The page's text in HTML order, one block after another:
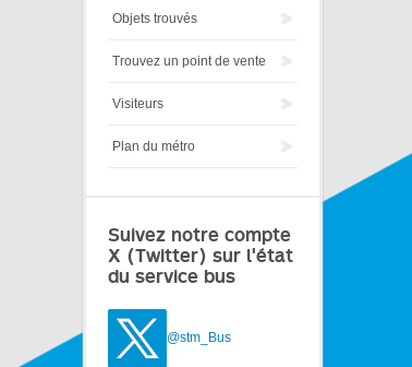
Objets trouvés
Trouvez un point de vente
Visiteurs
Plan du métro
Suivez notre compte
X (Twitter) sur l'état
du service bus
@stm_Bus